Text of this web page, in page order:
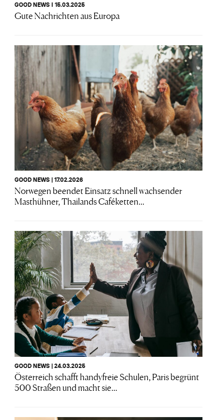
GOOD NEWS I 15.03.2025
Gute Nachrichten aus Europa
GOOD NEWS | 17.02.2026
Norwegen beendet Einsatz schnell wachsender
Masthühner, Thailands Caféketten...
GOOD NEWS | 24.03.2025
Österreich schafft handyfreie Schulen, Paris begrünt
500 Straßen und macht sie...